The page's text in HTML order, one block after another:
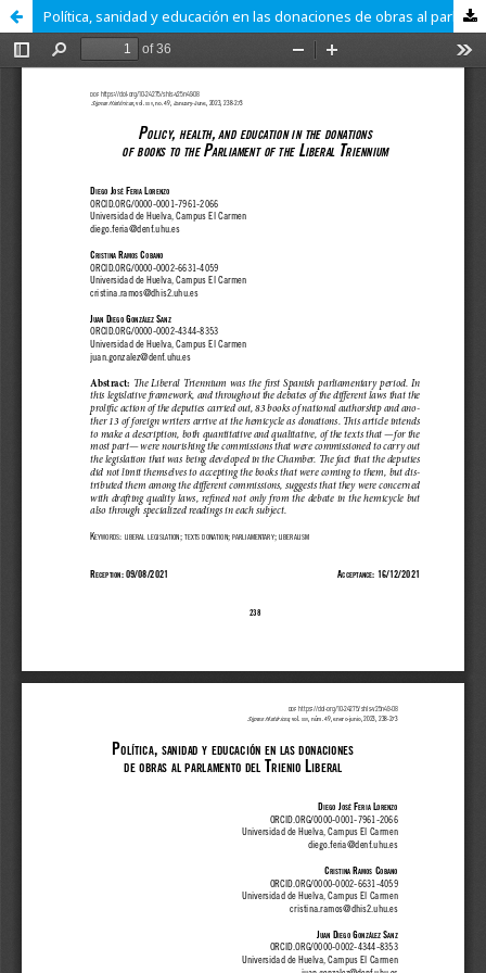
Política, sanidad y educación en las donaciones de obras al parlamento del Trienio Liberal